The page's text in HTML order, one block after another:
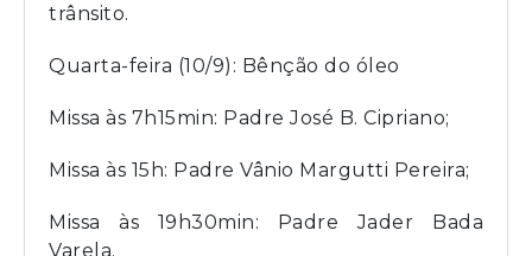
trânsito.
Quarta-feira (10/9): Bênção do óleo
Missa às 7h15min: Padre José B. Cipriano;
Missa às 15h: Padre Vânio Margutti Pereira;
Missa às 19h30min: Padre Jader Bada
Varela.